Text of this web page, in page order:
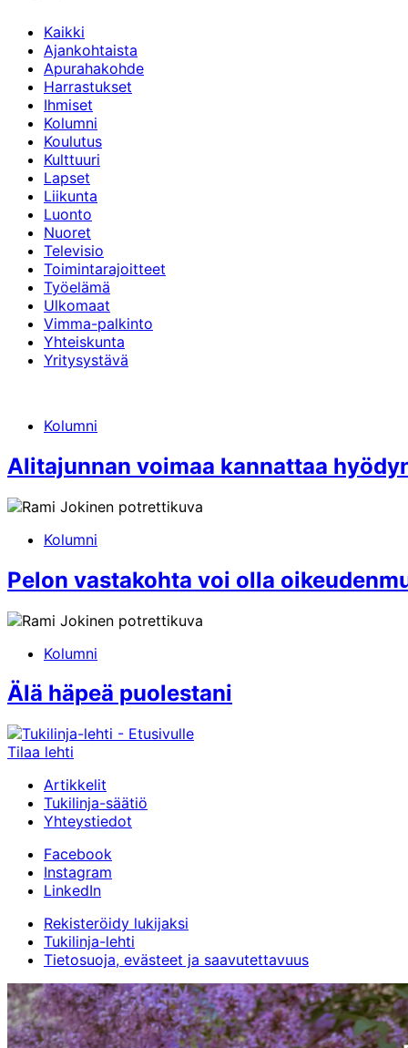
Kaikki
Ajankohtaista
Apurahakohde
Harrastukset
Ihmiset
Kolumni
Koulutus
Kulttuuri
Lapset
Liikunta
Luonto
Nuoret
Televisio
Toimintarajoitteet
Työelämä
Ulkomaat
Vimma-palkinto
Yhteiskunta
Yritysystävä
Kolumni
Alitajunnan voimaa kannattaa
Kolumni
Pelon vastakohta voi olla
Kolumni
Älä häpeä puolestani
Tilaa lehti
Artikkelit
Tukilinja-säätiö
Yhteystiedot
Facebook
Instagram
LinkedIn
Rekisteröidy lukijaksi
Tukilinja-lehti
Tietosuoja, evästeet ja saavutettavuus